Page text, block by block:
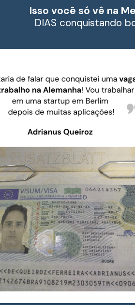
Isso você só vê na
DIAS conquistando